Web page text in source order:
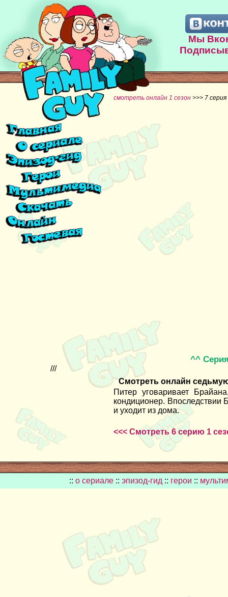
Мы
///
смотреть онлайн 1 сезон >>> 7 серия
^^
Смотреть онлайн
Питер уговаривает
кондиционер. Впоследствии
и уходит из дома.
<<< Смотреть 6 серию 1
:: о сериале:: эпизод-гид :: герои ::